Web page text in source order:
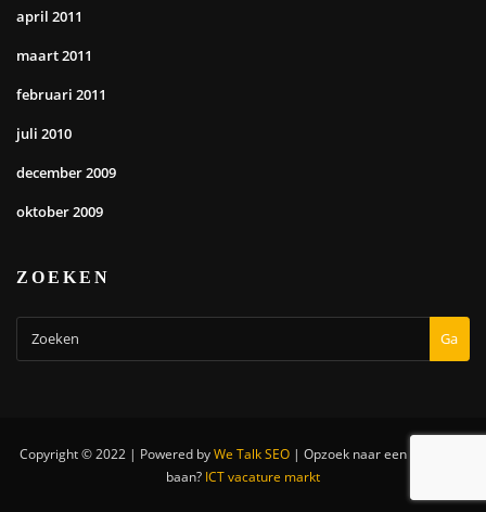
april 2011
maart 2011
februari 2011
juli 2010
december 2009
oktober 2009
ZOEKEN
Ga
Copyright © 2022 | Powered byWe Talk SEO | Opzoek naar een nieuwe IT
baan? ICT vacature markt